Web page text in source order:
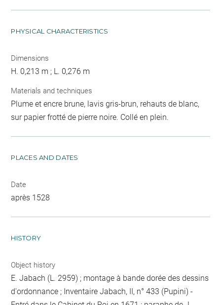
PHYSICAL CHARACTERISTICS
Dimensions
H. 0,213 m ; L. 0,276 m
Materials and techniques
Plume et encre brune, lavis gris-brun, rehauts de blanc,
sur papier frotté de pierre noire. Collé en plein.
PLACES AND DATES
Date
après 1528
HISTORY
Object history
E. Jabach (L. 2959) ; montage à bande dorée des dessins
d'ordonnance ; Inventaire Jabach, II, n° 433 (Pupini) -